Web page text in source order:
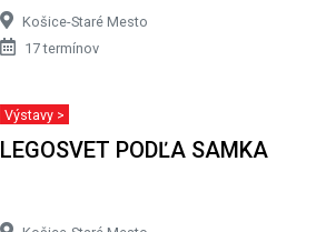
Košice-Staré Mesto
17 termínov
Výstavy >
LEGOSVET PODĽA SAMKA